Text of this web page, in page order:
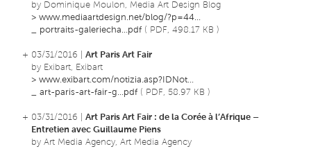
by Dominique Moulon, Media Art Design Blog
> www.mediaartdesign.net/blog/?p=44...
portraits-galeriecha...pdf ( PDF, 498.17 KB )
+ 03/31/2016 | Art Paris Art Fair
by Exibart, Exibart
> www.exibart.com/notizia.asp?IDNot...
art-paris-art-fair-g...pdf ( PDF, 58.97 KB )
+ 03/31/2016 | Art Paris Art Fair : de la Corée à l’Afrique –
Entretien avec Guillaume Piens
by Art Media Agency, Art Media Agency